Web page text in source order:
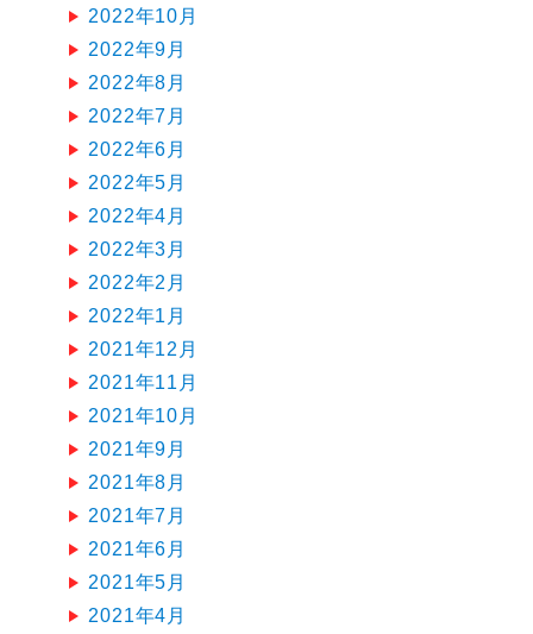
2022年10月
2022年9月
2022年8月
2022年7月
2022年6月
2022年5月
2022年4月
2022年3月
2022年2月
2022年1月
2021年12月
2021年11月
2021年10月
2021年9月
2021年8月
2021年7月
2021年6月
2021年5月
2021年4月